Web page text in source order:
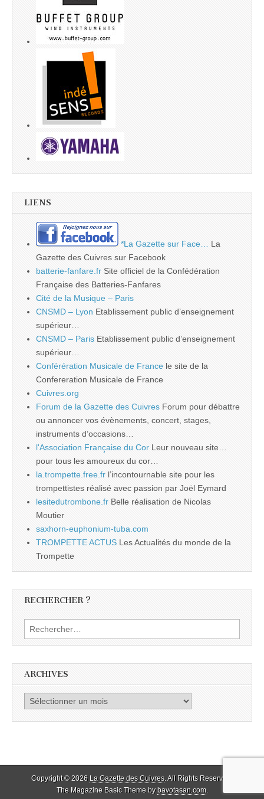
LIENS
*La Gazette sur Face…
La
Gazette des Cuivres sur Facebook
batterie-fanfare.fr Site officiel de la Confédération
Française des Batteries-Fanfares
Cité de la Musique – Paris
CNSMD – Lyon Etablissement public d’enseignement
supérieur…
CNSMD – Paris Etablissement public d’enseignement
supérieur…
Conférération Musicale de France le site de la
Confereration Musicale de France
Cuivres.org
Forum de la Gazette des Cuivres Forum pour débattre
ou annoncer vos évènements, concert, stages,
instruments d’occasions…
l'Association Française du Cor Leur nouveau site…
pour tous les amoureux du cor…
la.trompette.free.fr l’incontournable site pour les
trompettistes réalisé avec passion par Joël Eymard
lesitedutrombone.fr Belle réalisation de Nicolas
Moutier
saxhorn-euphonium-tuba.com
TROMPETTE ACTUS Les Actualités du monde de la
Trompette
RECHERCHER ?
Rechercher :
ARCHIVES
Archives
Copyright © 2026 La Gazette des Cuivres. All Rights Reserved.
The Magazine Basic Theme bybavotasan.com.